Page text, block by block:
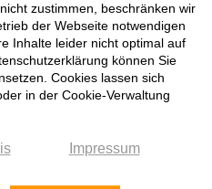
zustimmen, beschränken wir
der Webseite notwendigen
Inhalte leider nicht optimal auf
können Sie
Cookies lassen sich
in der Cookie-Verwaltung
Impressum